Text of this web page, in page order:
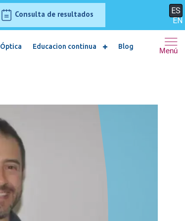
Consulta de resultados
ES
EN
Óptica Educacion continua Blog Menú